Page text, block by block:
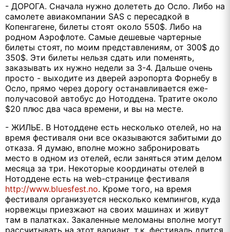
- ДОРОГА. Сначала нужно долететь до Осло. Либо на
самолете авиакомпании SAS с пересадкой в
Копенгагене, билеты стоят около 550$. Либо на
родном Аэрофлоте. Самые дешевые чартерные
билеты стоят, по моим представлениям, от 300$ до
350$. Эти билеты нельзя сдать или поменять,
заказывать их нужно недели за 3-4. Дальше очень
просто - выходите из дверей аэропорта Форнебу в
Осло, прямо через дорогу останавливается еже-
получасовой автобус до Нотоддена. Тратите около
$20 плюс два часа времени, и вы на месте.
- ЖИЛЬЕ. В Нотоддене есть несколько отелей, но на
время фестиваля они все оказываются забитыми до
отказа. Я думаю, вполне можно забронировать
место в одном из отелей, если заняться этим делом
месяца за три. Некоторые координаты отелей в
Нотоддене есть на web-странице фестиваля
http://www.bluesfest.no. Кроме того, на время
фестиваля организуется несколько кемпингов, куда
норвежцы приезжают на своих машинах и живут
там в палатках. Закаленные меломаны вполне могут
рассчитывать на этот вариант, т.к. фестиваль длится